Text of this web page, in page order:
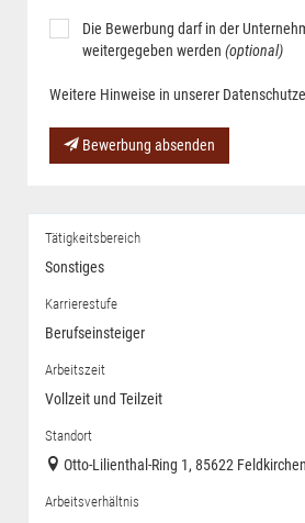
Die Bewerbung darf in der
weitergegeben werden (optional)
Weitere Hinweise in unserer
Bewerbung absenden
Tätigkeitsbereich
Sonstiges
Karrierestufe
Berufseinsteiger
Arbeitszeit
Vollzeit und Teilzeit
Standort
Otto-Lilienthal-Ring 1, 85622
Arbeitsverhältnis